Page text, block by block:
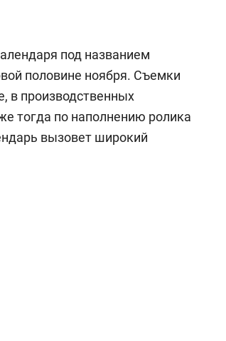
под названием
половине ноября. Съемки
в производственных
тогда по наполнению ролика
вызовет широкий